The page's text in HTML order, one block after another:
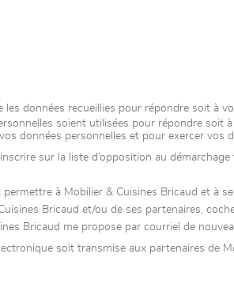
les données recueillies pour répondre soit à
soient utilisées pour répondre
données personnelles et pour exercer vos
sur la liste d’opposition au
permettre à Mobilier & Cuisines Bricaud et à
Bricaud et/ou de ses partenaires,
Bricaud me propose par courriel de
soit transmise aux partenaires de